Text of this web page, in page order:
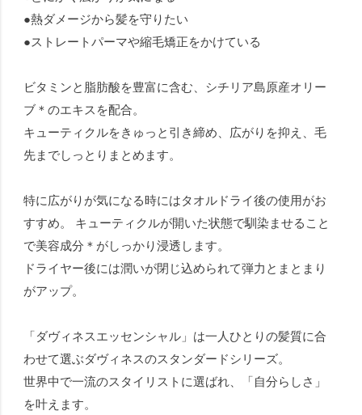
●熱ダメージから髪を守りたい
●ストレートパーマや縮毛矯正をかけている
ビタミンと脂肪酸を豊富に含む、シチリア島原産オリー
ブ＊のエキスを配合。
キューティクルをきゅっと引き締め、広がりを抑え、毛
先までしっとりまとめます。
特に広がりが気になる時にはタオルドライ後の使用がお
すすめ。 キューティクルが開いた状態で馴染ませること
で美容成分＊がしっかり浸透します。
ドライヤー後には潤いが閉じ込められて弾力とまとまり
がアップ。
「ダヴィネスエッセンシャル」は一人ひとりの髪質に合
わせて選ぶダヴィネスのスタンダードシリーズ。
世界中で一流のスタイリストに選ばれ、「自分らしさ」
を叶えます。